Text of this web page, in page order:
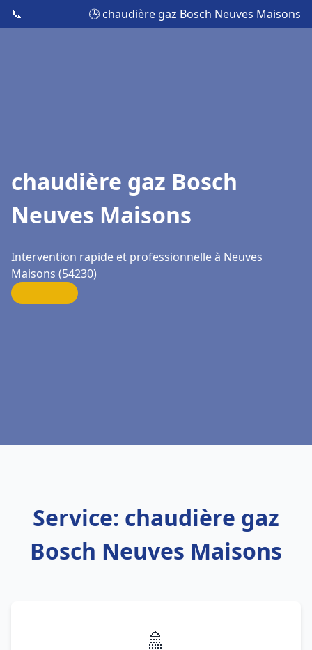
📞 🕒 chaudière gaz Bosch Neuves Maisons
chaudière gaz Bosch
Neuves Maisons
Intervention rapide et professionnelle à Neuves
Maisons (54230)
Service: chaudière gaz
Bosch Neuves Maisons
🚿